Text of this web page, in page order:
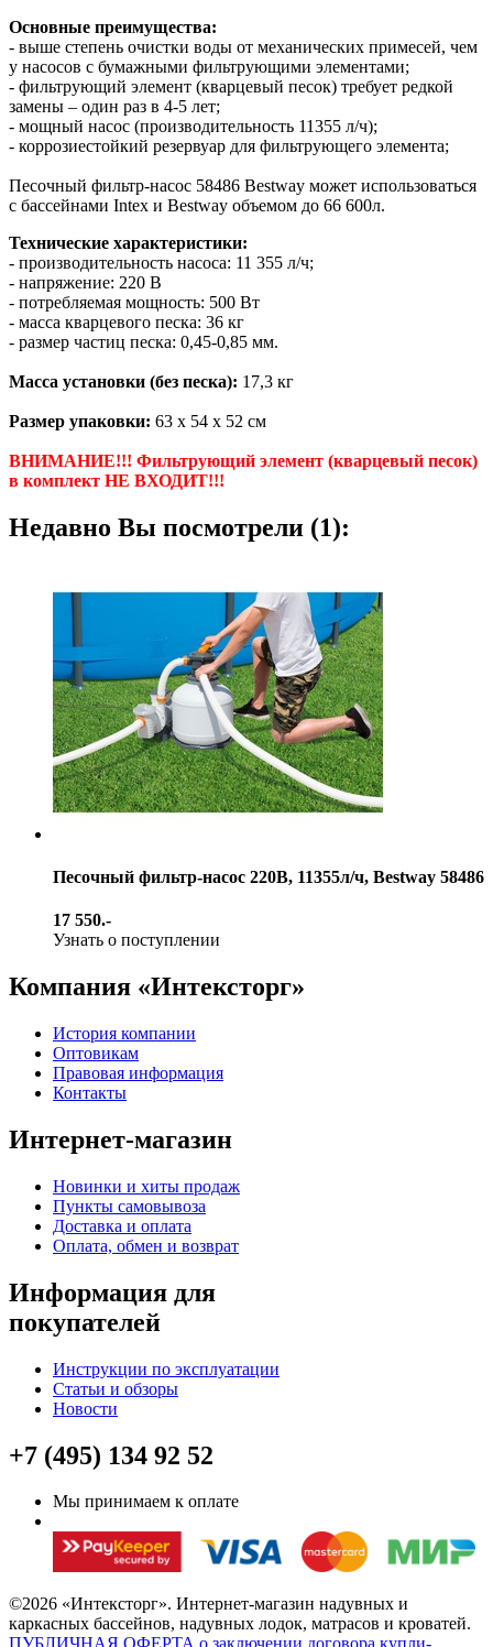
Основные преимущества:
- выше степень очистки воды от механических примесей, чем
у насосов с бумажными фильтрующими элементами;
- фильтрующий элемент (кварцевый песок) требует редкой
замены – один раз в 4-5 лет;
- мощный насос (производительность 11355 л/ч);
- коррозиестойкий резервуар для фильтрующего элемента;
Песочный фильтр-насос 58486 Bestway может использоваться
с бассейнами Intex и Bestway объемом до 66 600л.
Технические характеристики:
- производительность насоса: 11 355 л/ч;
- напряжение: 220 В
- потребляемая мощность: 500 Вт
- масса кварцевого песка: 36 кг
- размер частиц песка: 0,45-0,85 мм.
Масса установки (без песка): 17,3 кг
Размер упаковки: 63 х 54 х 52 см
ВНИМАНИЕ!!! Фильтрующий элемент (кварцевый песок)
в комплект НЕ ВХОДИТ!!!
Недавно Вы посмотрели (1):
Песочный фильтр-насос 220В, 11355л/ч, Bestway 58486
17 550.-
Узнать о поступлении
Компания «Интексторг»
История компании
Оптовикам
Правовая информация
Контакты
Интернет-магазин
Новинки и хиты продаж
Пункты самовывоза
Доставка и оплата
Оплата, обмен и возврат
Информация для
покупателей
Инструкции по эксплуатации
Статьи и обзоры
Новости
+7 (495) 134 92 52
Мы принимаем к оплате
©2026 «Интексторг». Интернет-магазин надувных и
каркасных бассейнов, надувных лодок, матрасов и кроватей.